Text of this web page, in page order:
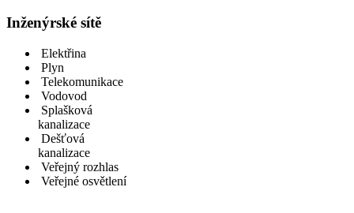
Inženýrské sítě
Elektřina
Plyn
Telekomunikace
Vodovod
Splašková
kanalizace
Dešťová
kanalizace
Veřejný rozhlas
Veřejné osvětlení